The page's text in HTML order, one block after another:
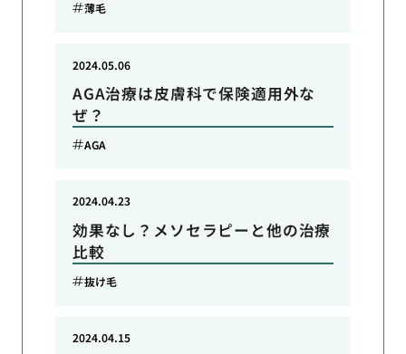
薄毛
AGA治療は皮膚科で保険適用外な
ぜ？
2024.05.06
AGA
効果なし？メソセラピーと他の治療
比較
2024.04.23
抜け毛
2024.04.15